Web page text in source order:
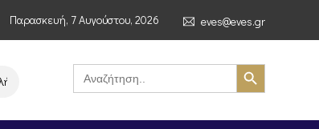
Παρασκευή, 7 Αυγούστου, 2026 eves@eves.gr
της αλυσίδας σούπερ μάρκετ MERE στην Ελλάδα –
Search
for:
Search Button